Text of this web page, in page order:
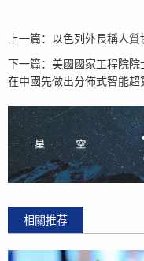
上一篇： 以色列外長稱人
下一篇： 美國國家工程院院
在中國先做出分佈式智能超
相關推荐